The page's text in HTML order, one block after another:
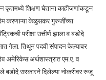
कृतमध्ये शिक्षण घेताना काहीजणांकडून
करणाऱ्या केळुसकर गुरुजींच्या
परीक्षा उत्तीर्ण झाला व बडोदे
गेला. तिथून पदवी संपादन केल्यावर
अमेरिकेस अर्थशास्त्रात एम.ए. व
बडोदे सरकारने दिलेल्या नोकरीवर रुजू